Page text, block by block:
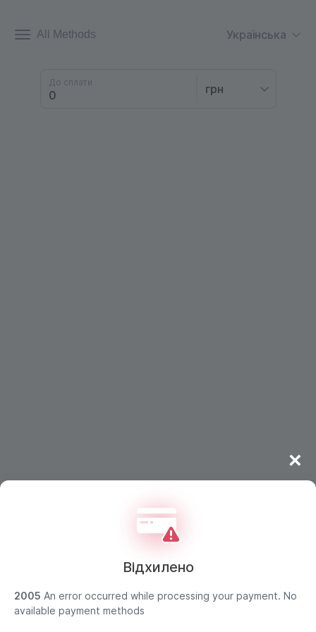
All Methods Українська
До сплати
Дані покупця захищено
Відхилено
×
2005 An error occurred while processing your payment. No
available payment methods